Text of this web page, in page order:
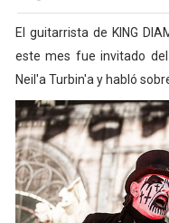
El guitarrista de KING
este mes fue invitado
Neil'a Turbin'a y habló